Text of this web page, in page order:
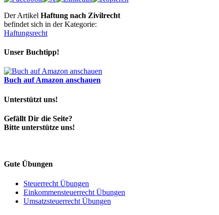
Der Artikel Haftung nach Zivilrecht
befindet sich in der Kategorie:
Haftungsrecht
Unser Buchtipp!
Buch auf Amazon anschauen
Unterstützt uns!
Gefällt Dir die Seite?
Bitte unterstütze uns!
Gute Übungen
Steuerrecht Übungen
Einkommensteuerrecht Übungen
Umsatzsteuerrecht Übungen